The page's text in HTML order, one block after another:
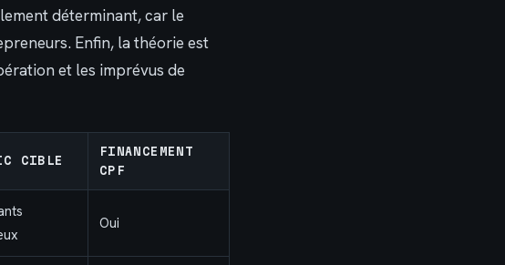
déterminant, car le
Enfin, la théorie est
et les imprévus de
CIBLE
FINANCEMENT
CPF
Oui